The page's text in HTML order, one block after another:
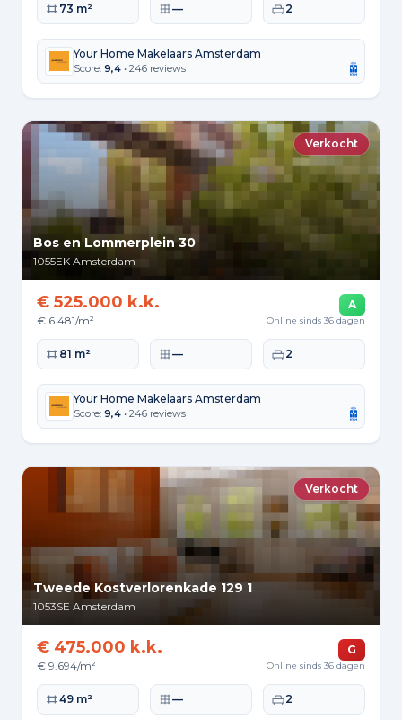
Woonoppervlakte
73 m² Perceeloppervlakte
— Slaapkamers
2
Your Home Makelaars Amsterdam
Score: 9,4 • 246 reviews
Verkocht
Bos en Lommerplein 30
1055EK Amsterdam
€ 525.000 k.k.
€ 6.481/m²
A
Online sinds 36 dagen
Woonoppervlakte
81 m² Perceeloppervlakte
— Slaapkamers
2
Your Home Makelaars Amsterdam
Score: 9,4 • 246 reviews
Verkocht
Tweede Kostverlorenkade 129 1
1053SE Amsterdam
€ 475.000 k.k.
€ 9.694/m²
G
Online sinds 36 dagen
Woonoppervlakte
49 m² Perceeloppervlakte
— Slaapkamers
2